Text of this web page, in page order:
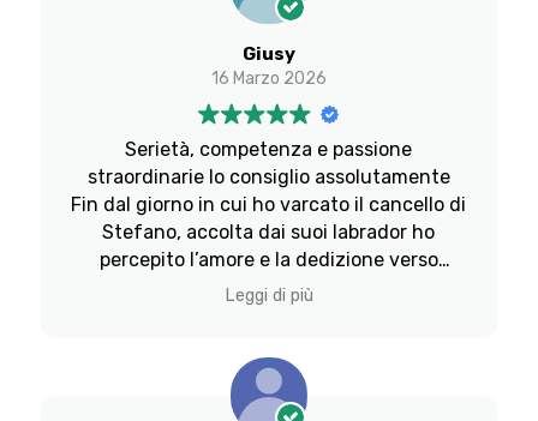
famiglia, canina e non, avevano avuto
modo di far fare le prime esperienze al
cane. Il risultato è un animale competente
Stefano è rimasto nella nostra vita come
uno zio saggio che coltiva il rapporto con le
persone cui affida i suoi cani. Il suo lavoro
non finisce con la consegna del cucciolo:
quello è solo l’inizio di un rapporto che dura
nel tempo. Oggi abbiamo preso un secondo
cane da lui, ben consapevoli che saremo
professionale siete nel posto giusto.
Giusy
16 Marzo 2026
Serietà, competenza e passione
straordinarie lo consiglio assolutamente
Fin dal giorno in cui ho varcato il cancello di
Stefano, accolta dai suoi labrador ho
percepito l’amore e la dedizione verso
questa magnifica razza. Ho un cucciolo di
disponibilità e ci chiarisce ogni dubbio.
Credo non esisista allevamento migliore.
Leggi di più